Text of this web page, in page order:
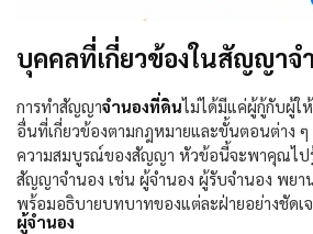
บุคคลที่เกี่ยวข้องในสัญญาจ
การทำสัญญาจำนองที่ดินไม่ได้มีแค่ผู้กู้กับผู้ใ
อื่นที่เกี่ยวข้องตามกฎหมายและขั้นตอนต่าง
ความสมบูรณ์ของสัญญา หัวข้อนี้จะพาคุณไป
สัญญาจำนอง เช่น ผู้จำนอง ผู้รับจำนอง พยา
พร้อมอธิบายบทบาทของแต่ละฝ่ายอย่างชัดเ
ผู้จำนอง